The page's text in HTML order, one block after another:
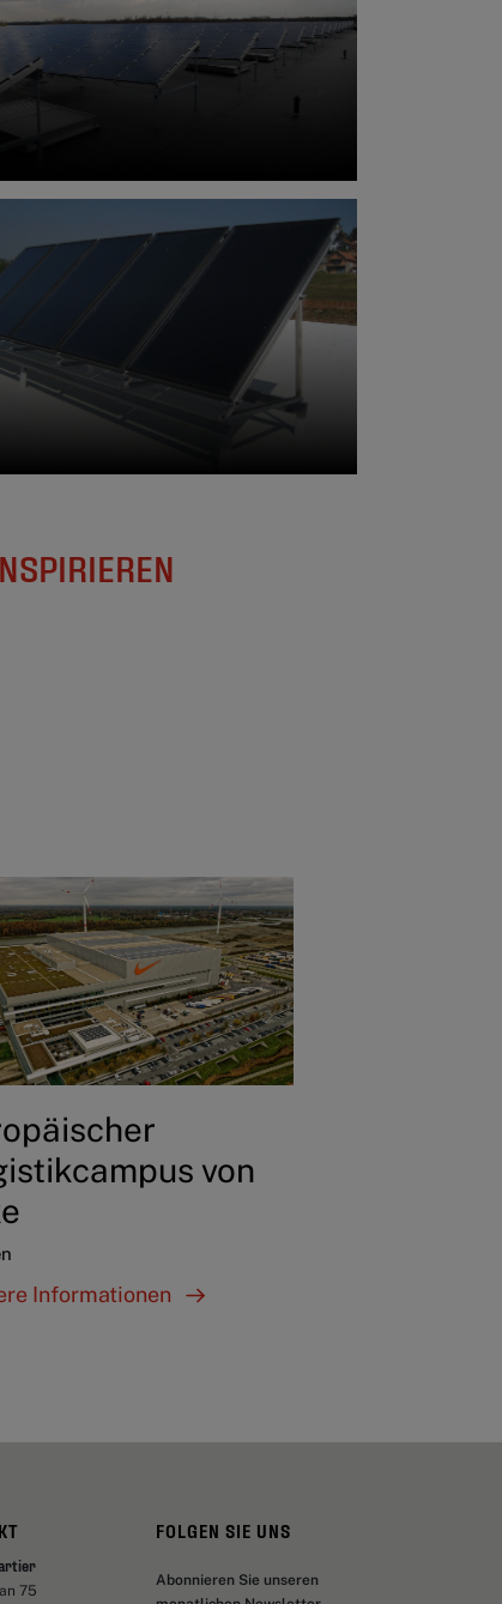
von
Informationen
75
FOLGEN SIE UNS
Abonnieren Sie unseren